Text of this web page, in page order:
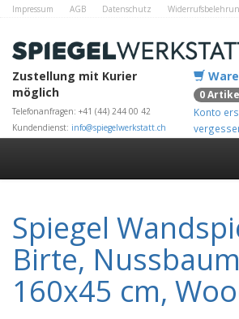
Impressum AGB Datenschutz
Zustellung mit Kurier
möglich
Telefonanfragen: +41 (44) 244 00 42
Kundendienst: info@spiegelwerkstatt.ch
0
Konto
Spiegel
Birte,
160x45 cm,